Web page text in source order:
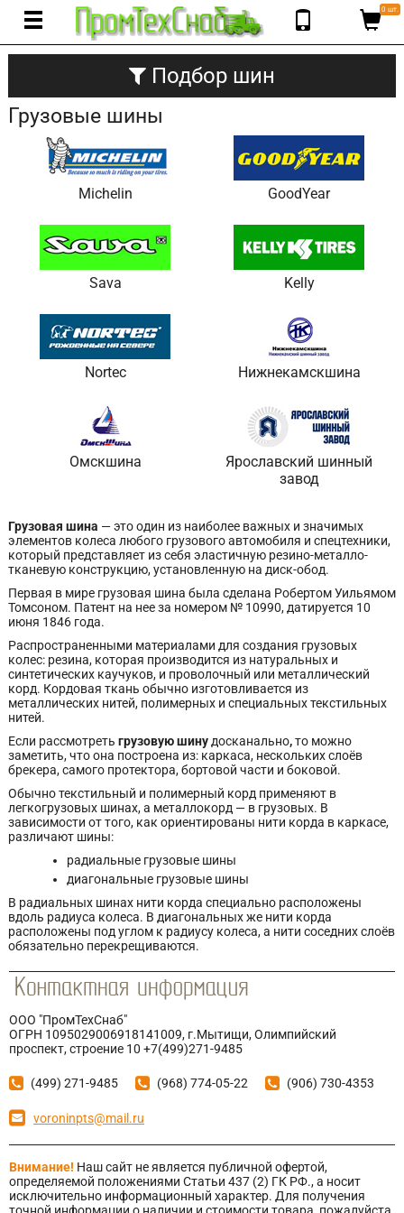
0 шт.
Подбор шин
Грузовые шины
Michelin GoodYear
Sava Kelly
Nortec Нижнекамскшина
Омскшина
Ярославский шинный
завод
Грузовая шина — это один из наиболее важных и значимых
элементов колеса любого грузового автомобиля и спецтехники,
который представляет из себя эластичную резино-металло-
тканевую конструкцию, установленную на диск-обод.
Первая в мире грузовая шина была сделана Робертом Уильямом
Томсоном. Патент на нее за номером № 10990, датируется 10
июня 1846 года.
Распространенными материалами для создания грузовых
колес: резина, которая производится из натуральных и
синтетических каучуков, и проволочный или металлический
корд. Кордовая ткань обычно изготовливается из
металлических нитей, полимерных и специальных текстильных
нитей.
Если рассмотреть грузовую шину досканально,то можно
заметить, что она построена из: каркаса, нескольких слоёв
брекера, самого протектора, бортовой части и боковой.
Обычно текстильный и полимерный корд применяют в
легкогрузовых шинах, а металлокорд — в грузовых. В
зависимости от того, как ориентированы нити корда в каркасе,
различают шины:
радиальные грузовые шины
диагональные грузовые шины
В радиальных шинах нити корда специально расположены
вдоль радиуса колеса. В диагональных же нити корда
расположены под углом к радиусу колеса, а нити соседних слоёв
обязательно перекрещиваются.
ООО "ПромТехСнаб"
ОГРН 1095029006918141009, г.Мытищи, Олимпийский
проспект, строение 10 +7(499)271-9485
(499) 271-9485 (968) 774-05-22 (906) 730-4353
voroninpts@mail.ru
Внимание! Наш сайт не является публичной офертой,
определяемой положениями Статьи 437 (2) ГК РФ., а носит
исключительно информационный характер. Для получения